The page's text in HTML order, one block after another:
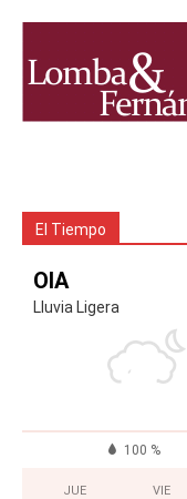
El Tiempo
OIA
Lluvia Ligera
100 %
JUE VIE